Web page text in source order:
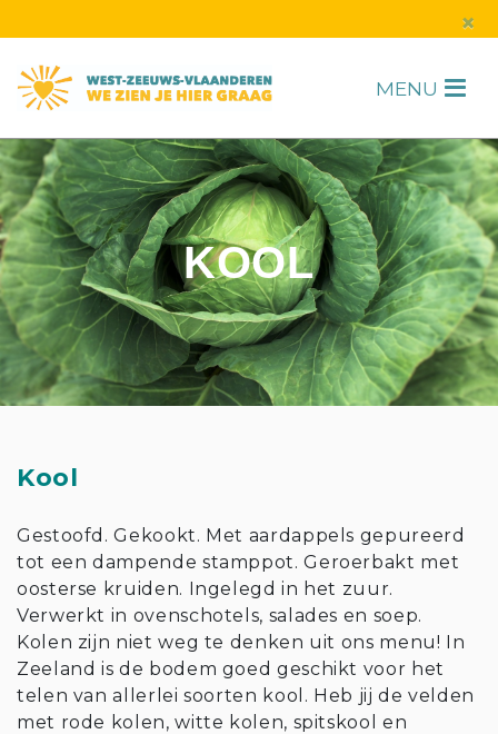
×
MENU H
KOOL
Kool
Gestoofd. Gekookt. Met aardappels gepureerd
tot een dampende stamppot. Geroerbakt met
oosterse kruiden. Ingelegd in het zuur.
Verwerkt in ovenschotels, salades en soep.
Kolen zijn niet weg te denken uit ons menu! In
Zeeland is de bodem goed geschikt voor het
telen van allerlei soorten kool. Heb jij de velden
met rode kolen, witte kolen, spitskool en